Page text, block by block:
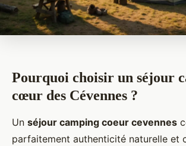
Pourquoi choisir un séjour
cœur des Cévennes ?
Un séjour camping coeur cevennes
parfaitement authenticité naturelle et